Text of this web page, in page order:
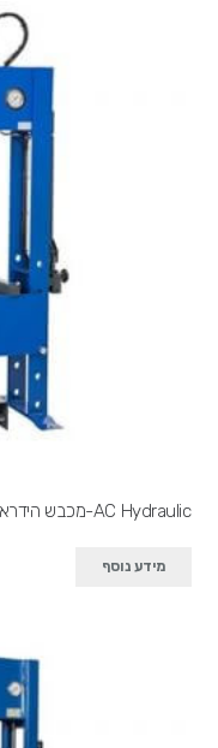
AC Hydraulic-מכבש הידראולי 40 טון ידני,תוצרת דנמרק
מידע נוסף